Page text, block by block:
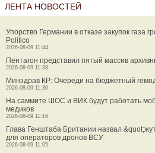
ЛЕНТА НОВОСТЕЙ
Упорство Германии в отказе закупок газа
Politico
2026-08-09 11:44
Пентагон представил пятый массив
2026-08-09 11:38
Минздрав КР: Очереди на бюджетный
2026-08-09 11:30
На саммите ШОС и ВИК будут работать
медиков
2026-08-09 11:16
Глава Генштаба Британии назвал
для операторов дронов ВСУ
2026-08-09 11:05